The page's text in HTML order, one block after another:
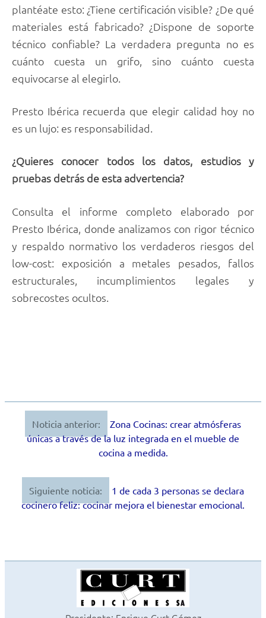
plantéate esto: ¿Tiene certificación visible? ¿De qué
materiales está fabricado? ¿Dispone de soporte
técnico confiable? La verdadera pregunta no es
cuánto cuesta un grifo, sino cuánto cuesta
equivocarse al elegirlo.
Presto Ibérica recuerda que elegir calidad hoy no
es un lujo: es responsabilidad.
¿Quieres conocer todos los datos, estudios y
pruebas detrás de esta advertencia?
Consulta el informe completo elaborado por
Presto Ibérica, donde analizamos con rigor técnico
y respaldo normativo los verdaderos riesgos del
low-cost: exposición a metales pesados, fallos
estructurales, incumplimientos legales y
sobrecostes ocultos.
Navegación
Noticia anterior:
Zona Cocinas: crear atmósferas
únicas a través de la luz integrada en el mueble de
cocina a medida.
Siguiente noticia:
1 de cada 3 personas se declara
cocinero feliz: cocinar mejora el bienestar emocional.